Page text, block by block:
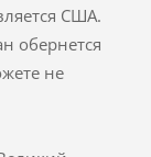
США.
обернется
не